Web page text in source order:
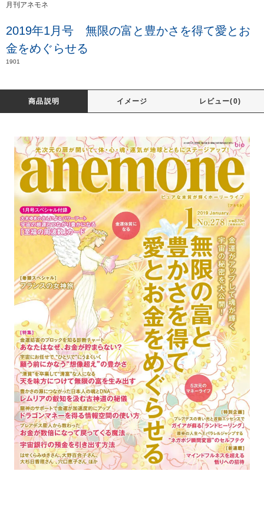
月刊アネモネ
2019年1月号 無限の富と豊かさを得て愛とお
金をめぐらせる
1901
商品説明 イメージ レビュー(0)